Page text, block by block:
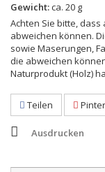
Gewicht:ca. 20 g
Achten Sie bitte,
abweichen können.
sowie Maserungen,
die abweichen
Naturprodukt (Holz)
Teilen
Ausdrucken